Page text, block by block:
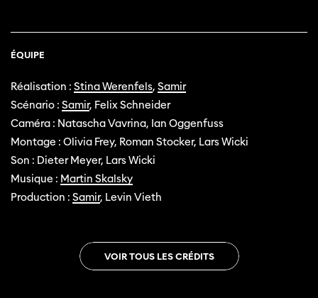
ÉQUIPE
Réalisation : Stina Werenfels, Samir
Scénario : Samir, Felix Schneider
Caméra : Natascha Vavrina, Ian Oggenfuss
Montage : Olivia Frey, Roman Stocker, Lars Wicki
Son : Dieter Meyer, Lars Wicki
Musique : Martin Skalsky
Production : Samir, Levin Vieth
VOIR TOUS LES CRÉDITS